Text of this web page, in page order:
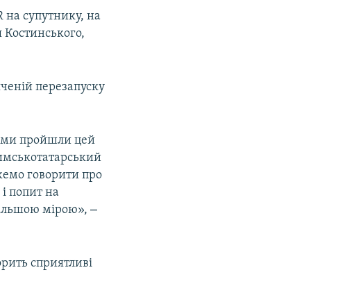
на супутнику, на
Костинського,
перезапуску
ми пройшли цей
говорити про
попит на
мірою»,–
сприятливі